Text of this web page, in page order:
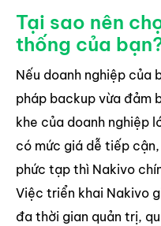
Tại sao nên
thống của
Nếu doanh nghiệp của
pháp backup vừa đảm
khe của doanh nghiệp
có mức giá dễ tiếp
phức tạp thì Nakivo
Việc triển khai Nakivo
đa thời gian quản trị,